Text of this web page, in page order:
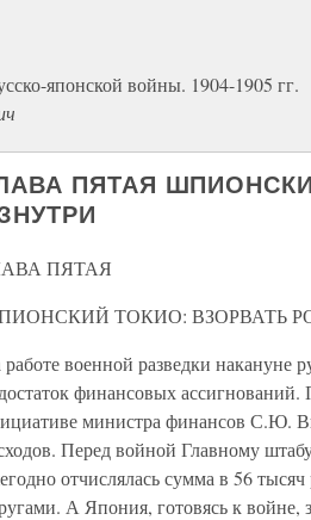
японской войны. 1904-1905 гг.
ПЯТАЯ
ПЯТАЯ
ТОКИО: ВЗОРВАТЬ
военной разведки накануне
финансовых
министра финансов С.Ю.
Перед войной Главному
отчислялась сумма в 56
А Япония, готовясь к войне,